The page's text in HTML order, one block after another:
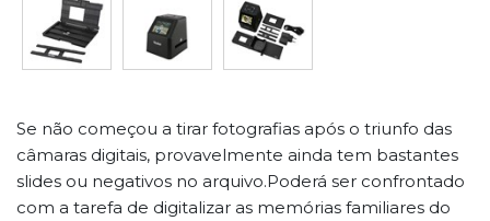
Se não começou a tirar fotografias após o triunfo das
câmaras digitais, provavelmente ainda tem bastantes
slides ou negativos no arquivo.Poderá ser confrontado
com a tarefa de digitalizar as memórias familiares do